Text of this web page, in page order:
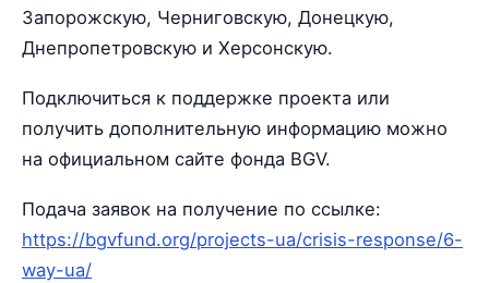
Запорожскую, Черниговскую, Донецкую,
Днепропетровскую и Херсонскую.
Подключиться к поддержке проекта или
получить дополнительную информацию можно
на официальном сайте фонда BGV.
Подача заявок на получение по ссылке:
https://bgvfund.org/projects-ua/crisis-response/6-
way-ua/